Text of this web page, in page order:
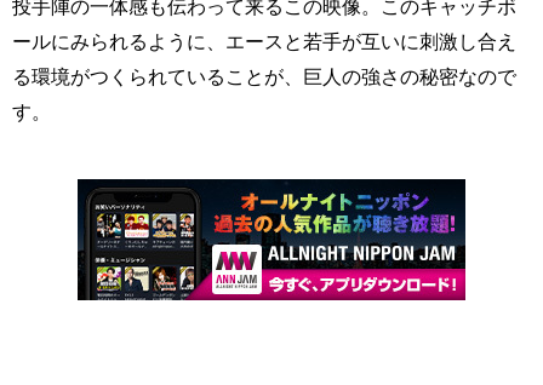
投手陣の一体感も伝わって来るこの映像。このキャッチボ
ールにみられるように、エースと若手が互いに刺激し合え
る環境がつくられていることが、巨人の強さの秘密なので
す。